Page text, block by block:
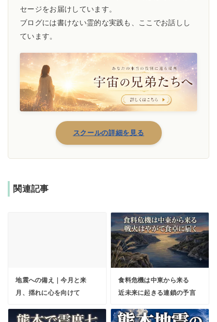
セージをお届けしています。
ブログには書けない霊的な実践も、ここでお話しし
ています。
スクールの詳細を見る
関連記事
地震への備え｜今月と来
月、揺れに心を向けて
食料危機は中東から来る
近未来に起きる連鎖の予言